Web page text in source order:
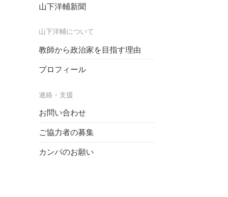
山下洋輔新聞
山下洋輔について
教師から政治家を目指す理由
プロフィール
連絡・支援
お問い合わせ
ご協力者の募集
カンパのお願い